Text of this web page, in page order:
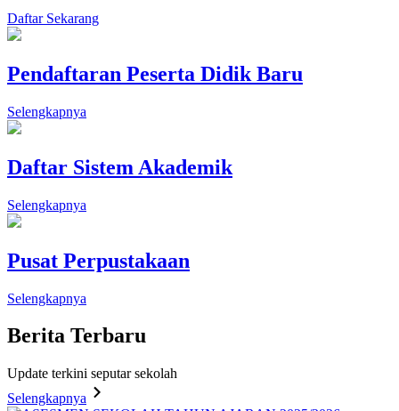
Daftar Sekarang
Pendaftaran Peserta Didik Baru
Selengkapnya
Daftar Sistem Akademik
Selengkapnya
Pusat Perpustakaan
Selengkapnya
Berita Terbaru
Update terkini seputar sekolah
Selengkapnya